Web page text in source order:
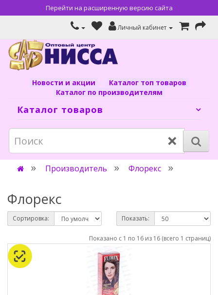
Перейти на расширенную версию сайта
Личный кабинет
Новости и акции
Каталог топ товаров
Каталог по производителям
Каталог товаров
×
Производитель Флорекс
Флорекс
Сортировка: Показать:
Показано с 1 по 16 из 16 (всего 1 страниц)